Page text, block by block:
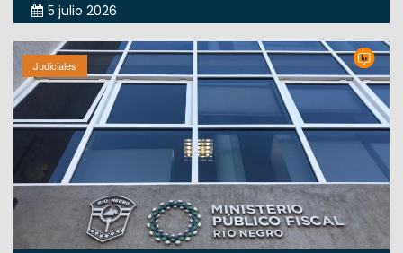
5 julio 2026
Judiciales